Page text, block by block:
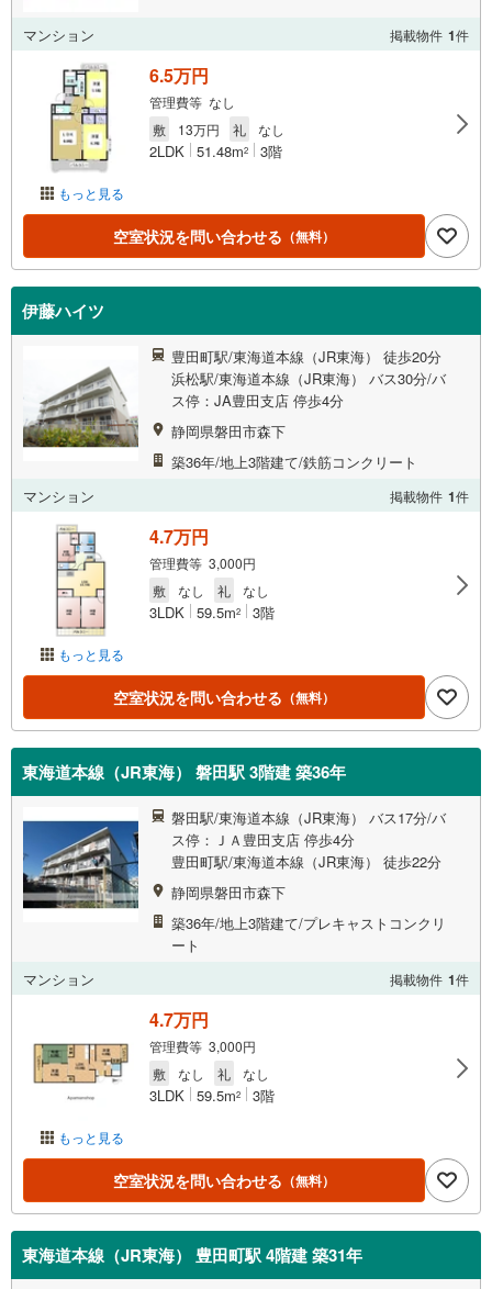
マンション 掲載物件 1件
もっと見る
6.5万円
管理費等 なし
敷
13万円 礼 なし
2LDK 51.48m2 3階
空室状況を問い合わせる （無料）
伊藤ハイツ
豊田町駅/東海道本線（JR東海） 徒歩20分
浜松駅/東海道本線（JR東海） バス30分/バ
ス停：JA豊田支店 停歩4分
静岡県磐田市森下
築36年/地上3階建て/鉄筋コンクリート
マンション
掲載物件 1件
もっと見る
4.7万円
管理費等 3,000円
敷
なし 礼 なし
3LDK 59.5m2 3階
空室状況を問い合わせる （無料）
東海道本線（JR東海） 磐田駅 3階建 築36年
磐田駅/東海道本線（JR東海） バス17分/バ
ス停：ＪＡ豊田支店 停歩4分
豊田町駅/東海道本線（JR東海） 徒歩22分
静岡県磐田市森下
築36年/地上3階建て/プレキャストコンクリ
ート
マンション
掲載物件 1件
もっと見る
4.7万円
管理費等 3,000円
敷
なし 礼 なし
3LDK 59.5m2 3階
空室状況を問い合わせる （無料）
東海道本線（JR東海） 豊田町駅 4階建 築31年